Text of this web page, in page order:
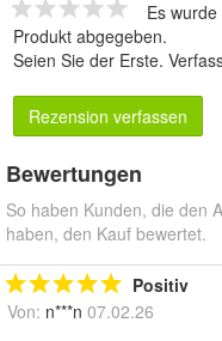
Es
Produkt abgegeben.
Seien Sie der Erste.
Rezension verfassen
Bewertungen
So haben Kunden, die den
haben, den Kauf bewertet.
Positiv
Von: n***n 07.02.26